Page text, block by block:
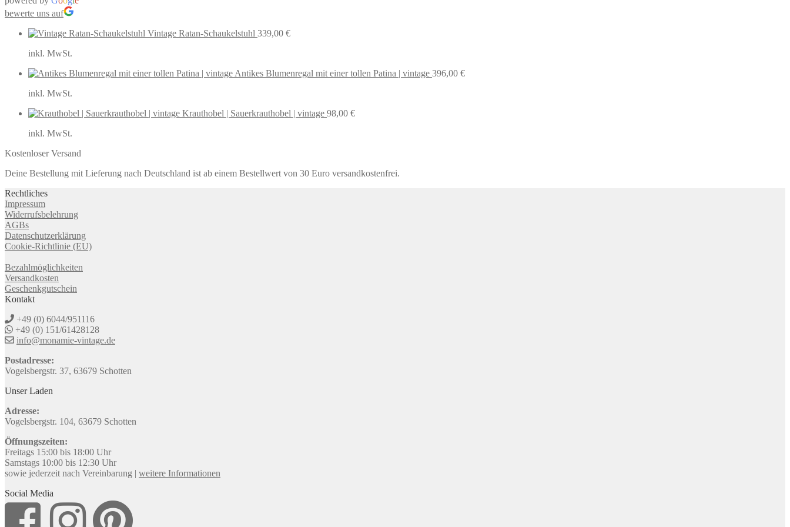
bewerte uns auf
Vintage Ratan-Schaukelstuhl 339,00 €
inkl. MwSt.
Antikes Blumenregal mit einer tollen Patina | vintage 396,00 €
inkl. MwSt.
Krauthobel | Sauerkrauthobel | vintage 98,00 €
inkl. MwSt.
Kostenloser Versand
Deine Bestellung mit Lieferung nach Deutschland ist ab einem Bestellwert von 30 Euro versandkostenfrei.
Rechtliches
Impressum
Widerrufsbelehrung
AGBs
Datenschutzerklärung
Cookie-Richtlinie (EU)
Bezahlmöglichkeiten
Versandkosten
Geschenkgutschein
Kontakt
+49 (0) 6044/951116
+49 (0) 151/61428128
info@monamie-vintage.de
Postadresse:
Vogelsbergstr. 37, 63679 Schotten
Unser Laden
Adresse:
Vogelsbergstr. 104, 63679 Schotten
Öffnungszeiten:
Freitags 15:00 bis 18:00 Uhr
Samstags 10:00 bis 12:30 Uhr
sowie jederzeit nach Vereinbarung | weitere Informationen
Social Media